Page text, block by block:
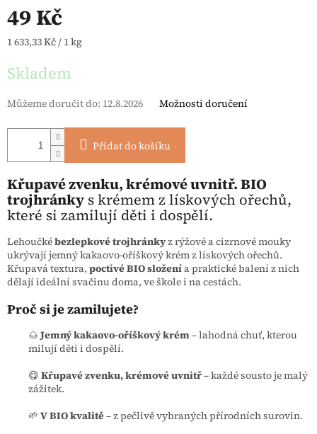
49 Kč
Měrná cena:
1 633,33 Kč / 1 kg
Skladem
Můžeme doručit do: 12.8.2026 Možnosti doručení
Přidat do košíku
Křupavé zvenku, krémové uvnitř. BIO
trojhránky s krémem z lískových ořechů,
které si zamilují děti i dospělí.
Lehoučkébezlepkové trojhránkyz rýžové a cizrnové mouky
ukrývají jemný kakaovo-oříškový krém z lískových ořechů.
Křupavá textura, poctivé BIO složenía praktické balení z nich
dělají ideální svačinu doma, ve škole i na cestách.
Proč si je zamilujete?
🌰 Jemný kakaovo-oříškový krém– lahodná chuť, kterou
milují děti i dospělí.
😋 Křupavé zvenku, krémové uvnitř– každé sousto je malý
zážitek.
🌱 V BIO kvalitě– z pečlivě vybraných přírodních surovin.